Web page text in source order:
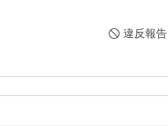
違反報告